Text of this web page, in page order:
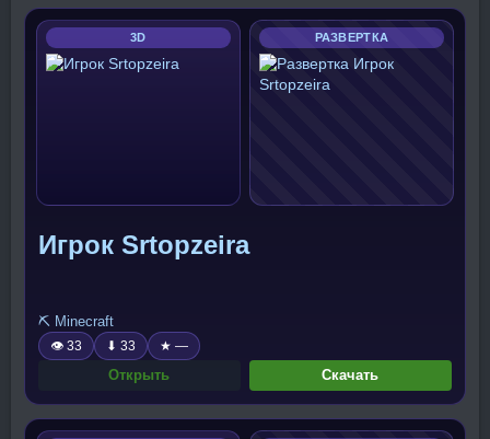
3D РАЗВЕРТКА
Игрок Srtopzeira
⛏️ Minecraft
👁 33 ⬇ 33 ★ —
Открыть Скачать